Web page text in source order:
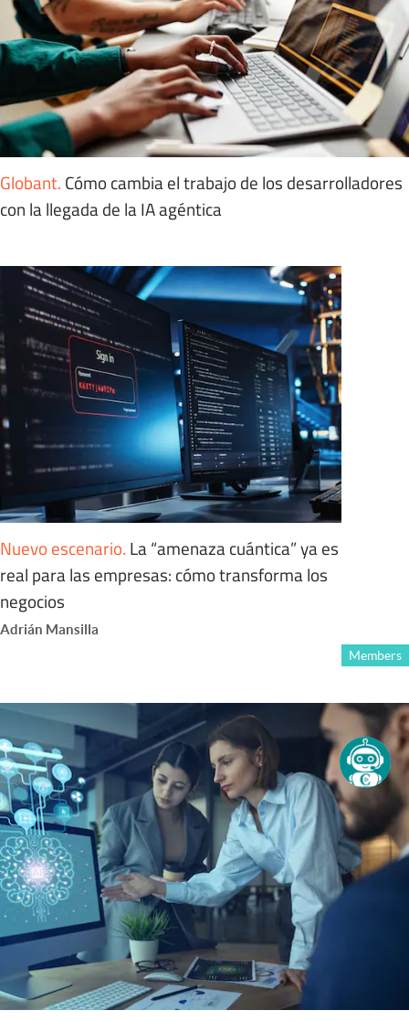
Globant. Cómo cambia el trabajo de los desarrolladores
con la llegada de la IA agéntica
Nuevo escenario. La “amenaza cuántica” ya es
real para las empresas: cómo transforma los
negocios
Adrián Mansilla
Members